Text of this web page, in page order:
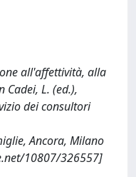
all'affettività, alla
L. (ed.),
dei consultori
Ancora, Milano
10807/326557]